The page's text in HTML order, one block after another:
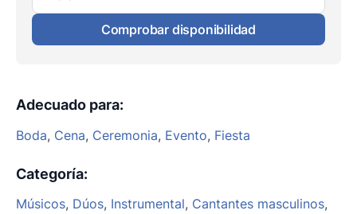
Comprobar disponibilidad
Adecuado para:
Boda, Cena, Ceremonia, Evento, Fiesta
Categoría:
Músicos, Dúos, Instrumental, Cantantes masculinos,